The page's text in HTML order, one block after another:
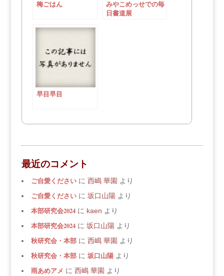
梅ごはん
みやこめっせでの毎
日書道展
早目早目
最近のコメント
ご自愛くださいに 西嶋 華園 より
ご自愛くださいに 坂口山陽より
本部研究会2024に kaen より
本部研究会2024に 坂口山陽より
秋研究会・本部に 西嶋 華園 より
秋研究会・本部に 坂口山陽より
雨あめアメ に 西嶋 華園 より